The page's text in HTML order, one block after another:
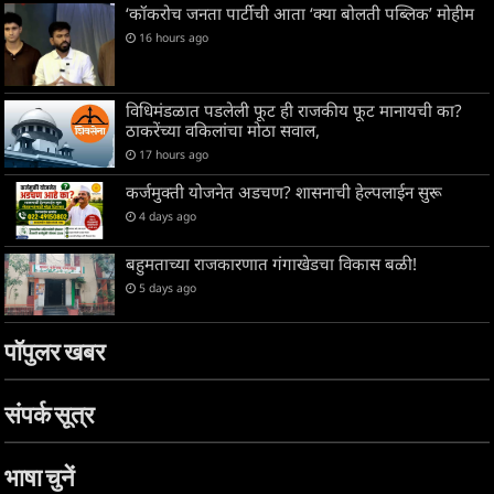
‘कॉकरोच जनता पार्टीची आता ‘क्या बोलती पब्लिक’ मोहीम
16 hours ago
विधिमंडळात पडलेली फूट ही राजकीय फूट मानायची का?
ठाकरेंच्या वकिलांचा मोठा सवाल,
17 hours ago
कर्जमुक्ती योजनेत अडचण? शासनाची हेल्पलाईन सुरू
4 days ago
बहुमताच्या राजकारणात गंगाखेडचा विकास बळी!
5 days ago
पॉपुलर खबर
संपर्क सूत्र
भाषा चुनें